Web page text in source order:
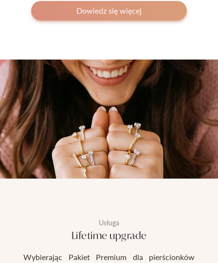
Dowiedz się więcej
Usługa
Lifetime upgrade
Wybierając Pakiet Premium dla pierścionków